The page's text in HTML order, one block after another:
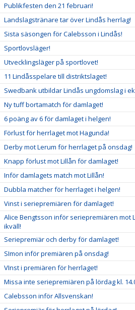
Publikfesten den 21 februari!
Landslagstränare tar över Lindås herrlag!
Sista säsongen för Calebsson i Lindås!
Sportlovsläger!
Utvecklingsläger på sportlovet!
11 Lindåsspelare till distriktslaget!
Swedbank utbildar Lindås ungdomslag i
Ny tuff bortamatch för damlaget!
6 poäng av 6 för damlaget i helgen!
Förlust för herrlaget mot Hagunda!
Derby mot Lerum för herrlaget på onsdag!
Knapp förlust mot Lillån för damlaget!
Inför damlagets match mot Lillån!
Dubbla matcher för herrlaget i helgen!
Vinst i seriepremiären för damlaget!
Alice Bengtsson inför seriepremiären mot
ikväll!
Seriepremiär och derby för damlaget!
SImon inför premiären på onsdag!
VInst i premiären för herrlaget!
Missa inte seriepremiären på lördag kl.
Calebsson inför Allsvenskan!